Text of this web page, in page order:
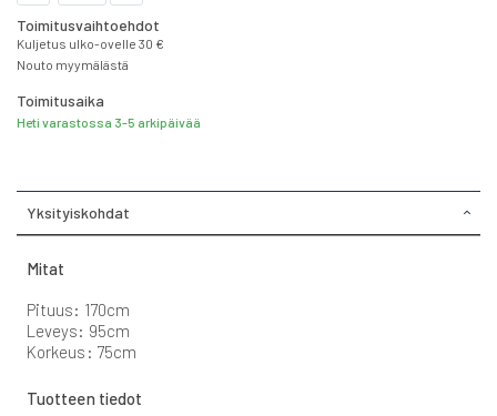
Toimitusvaihtoehdot
Kuljetus ulko-ovelle 30 €
Nouto myymälästä
Toimitusaika
Heti varastossa 3-5 arkipäivää
Yksityiskohdat
Mitat
Pituus: 170cm
Leveys: 95cm
Korkeus: 75cm
Tuotteen tiedot